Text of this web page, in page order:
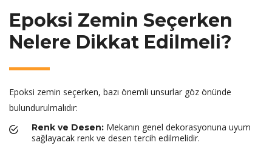
Epoksi Zemin Seçerken
Nelere Dikkat Edilmeli?
Epoksi zemin seçerken, bazı önemli unsurlar göz önünde
bulundurulmalıdır:
Renk ve Desen: Mekanın genel dekorasyonuna uyum
sağlayacak renk ve desen tercih edilmelidir.